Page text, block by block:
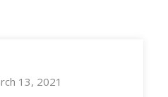
13, 2021